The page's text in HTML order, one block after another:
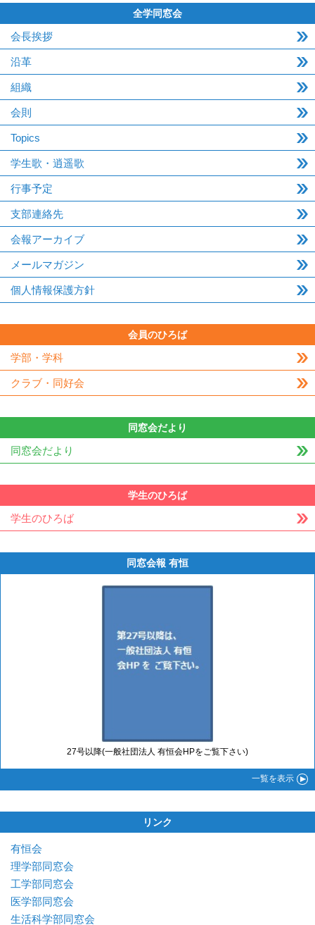
全学同窓会
会長挨拶
沿革
組織
会則
Topics
学生歌・逍遥歌
行事予定
支部連絡先
会報アーカイブ
メールマガジン
個人情報保護方針
会員のひろば
学部・学科
クラブ・同好会
同窓会だより
同窓会だより
学生のひろば
学生のひろば
同窓会報 有恒
27号以降(一般社団法人 有恒会HPをご覧下さい)
一覧を表示
リンク
有恒会
理学部同窓会
工学部同窓会
医学部同窓会
生活科学部同窓会